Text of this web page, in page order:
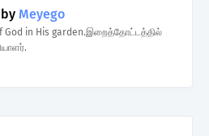
Meyego
God in His garden.இறைத்தோட்டத்தில்